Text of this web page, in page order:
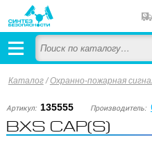
Каталог/Охранно-пожарная
Артикул: 135555 Производитель:
BXS CAP(S)